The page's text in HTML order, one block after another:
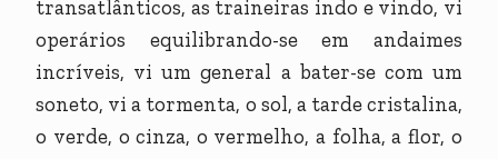
transatlânticos, as traineiras indo e vindo, vi
operários equilibrando-se em andaimes
incríveis, vi um general a bater-se com um
soneto, vi a tormenta, o sol, a tarde cristalina,
o verde, o cinza, o vermelho, a folha, a flor, o